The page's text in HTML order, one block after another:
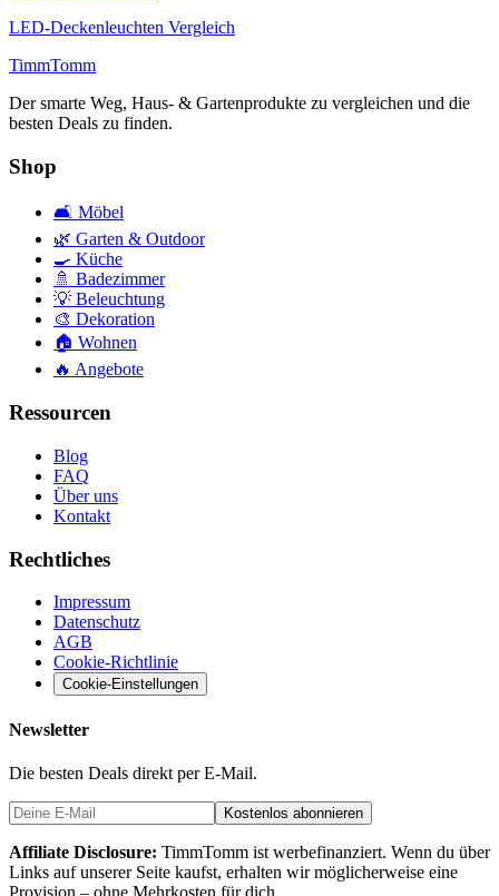
LED-Deckenleuchten Vergleich
TimmTomm
Der smarte Weg, Haus- & Gartenprodukte zu vergleichen und die
besten Deals zu finden.
Shop
🛋️ Möbel
🌿 Garten & Outdoor
🍳 Küche
🚿 Badezimmer
💡 Beleuchtung
🎨 Dekoration
🏠 Wohnen
🔥 Angebote
Ressourcen
Blog
FAQ
Über uns
Kontakt
Rechtliches
Impressum
Datenschutz
AGB
Cookie-Richtlinie
Cookie-Einstellungen
Newsletter
Die besten Deals direkt per E-Mail.
Kostenlos abonnieren
Affiliate Disclosure: TimmTomm ist werbefinanziert. Wenn du über
Links auf unserer Seite kaufst, erhalten wir möglicherweise eine
Provision – ohne Mehrkosten für dich.